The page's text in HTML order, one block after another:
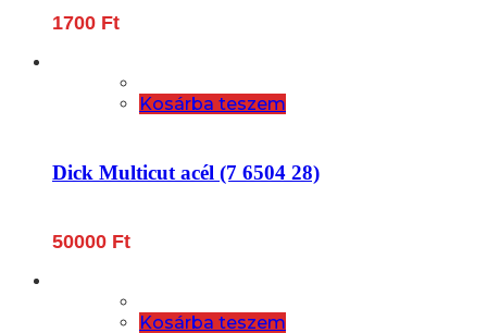
1700 Ft
Kosárba teszem
Dick Multicut acél (7 6504 28)
50000 Ft
Kosárba teszem